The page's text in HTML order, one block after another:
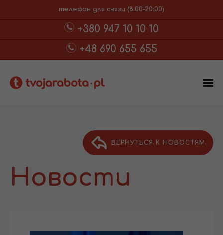
телефон для связи (8:00-20:00)
+380 947 10 10 10
+48 690 655 655
ВЕРНУТЬСЯ К НОВОСТЯМ
Новости